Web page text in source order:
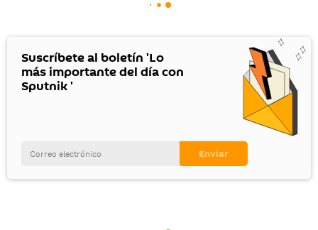
Suscríbete al boletín 'Lo
más importante del día con
Sputnik '